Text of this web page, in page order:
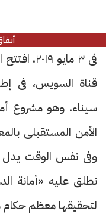
فى ٣ مايو
قناة السويس، فى
سيناء، وهو مشروع
الأمن المستقبلى
وفى نفس الوقت
نطلق عليه «أمانة
لتحقيقها معظم حكام